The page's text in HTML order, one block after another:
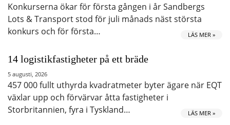
Konkurserna ökar för första gången i år Sandbergs
Lots & Transport stod för juli månads näst största
konkurs och för första…
LÄS MER »
14 logistikfastigheter på ett bräde
5 augusti, 2026
457 000 fullt uthyrda kvadratmeter byter ägare när EQT
växlar upp och förvärvar åtta fastigheter i
Storbritannien, fyra i Tyskland…
LÄS MER »